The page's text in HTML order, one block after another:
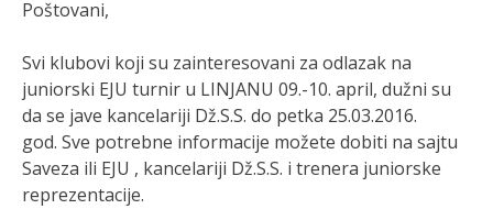
Poštovani,
Svi klubovi koji su zainteresovani za odlazak na
juniorski EJU turnir u LINJANU 09.-10. april, dužni su
da se jave kancelariji Dž.S.S. do petka 25.03.2016.
god. Sve potrebne informacije možete dobiti na sajtu
Saveza ili EJU , kancelariji Dž.S.S. i trenera juniorske
reprezentacije.